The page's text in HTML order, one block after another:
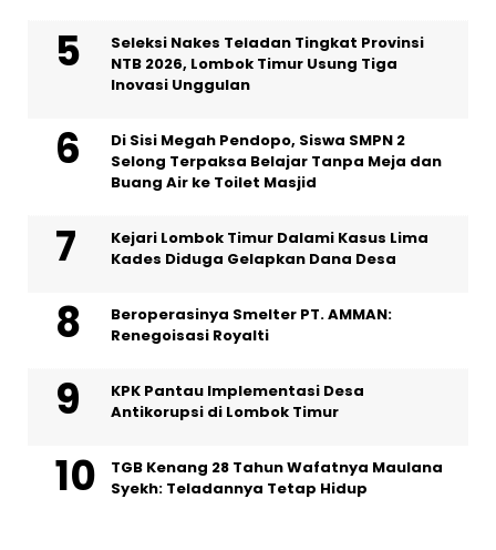
Seleksi Nakes Teladan Tingkat Provinsi
NTB 2026, Lombok Timur Usung Tiga
Inovasi Unggulan
Di Sisi Megah Pendopo, Siswa SMPN 2
Selong Terpaksa Belajar Tanpa Meja dan
Buang Air ke Toilet Masjid
Kejari Lombok Timur Dalami Kasus Lima
Kades Diduga Gelapkan Dana Desa
Beroperasinya Smelter PT. AMMAN:
Renegoisasi Royalti
KPK Pantau Implementasi Desa
Antikorupsi di Lombok Timur
TGB Kenang 28 Tahun Wafatnya Maulana
Syekh: Teladannya Tetap Hidup